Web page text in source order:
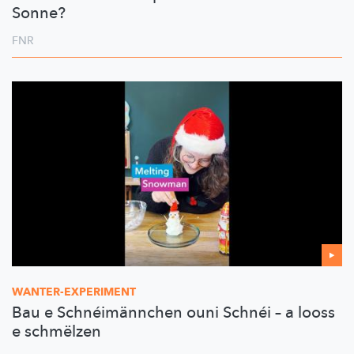
Sonne?
FNR
WANTER-EXPERIMENT
Bau e Schnéimännchen ouni Schnéi – a looss
e schmëlzen